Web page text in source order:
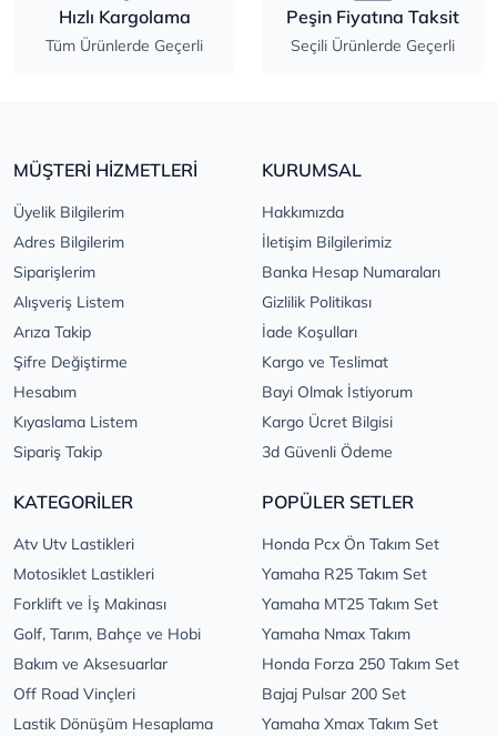
Hızlı Kargolama
Tüm Ürünlerde Geçerli
Peşin Fiyatına Taksit
Seçili Ürünlerde Geçerli
MÜŞTERİ HİZMETLERİ
Üyelik Bilgilerim
Adres Bilgilerim
Siparişlerim
Alışveriş Listem
Arıza Takip
Şifre Değiştirme
Hesabım
Kıyaslama Listem
Sipariş Takip
KURUMSAL
Hakkımızda
İletişim Bilgilerimiz
Banka Hesap Numaraları
Gizlilik Politikası
İade Koşulları
Kargo ve Teslimat
Bayi Olmak İstiyorum
Kargo Ücret Bilgisi
3d Güvenli Ödeme
KATEGORİLER
Atv Utv Lastikleri
Motosiklet Lastikleri
Forklift ve İş Makinası
Golf, Tarım, Bahçe ve Hobi
Bakım ve Aksesuarlar
Off Road Vinçleri
Lastik Dönüşüm Hesaplama
POPÜLER SETLER
Honda Pcx Ön Takım Set
Yamaha R25 Takım Set
Yamaha MT25 Takım Set
Yamaha Nmax Takım
Honda Forza 250 Takım Set
Bajaj Pulsar 200 Set
Yamaha Xmax Takım Set